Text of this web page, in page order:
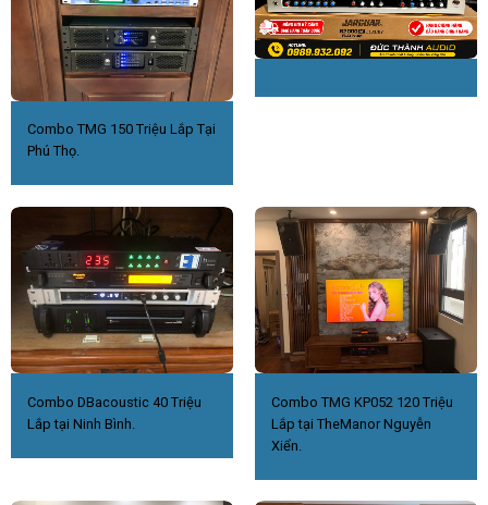
Combo TMG 150 Triệu Lắp Tại
Phú Thọ.
Combo DBacoustic 40 Triệu
Lắp tại Ninh Bình.
Combo TMG KP052 120 Triệu
Lắp tại TheManor Nguyễn
Xiển.